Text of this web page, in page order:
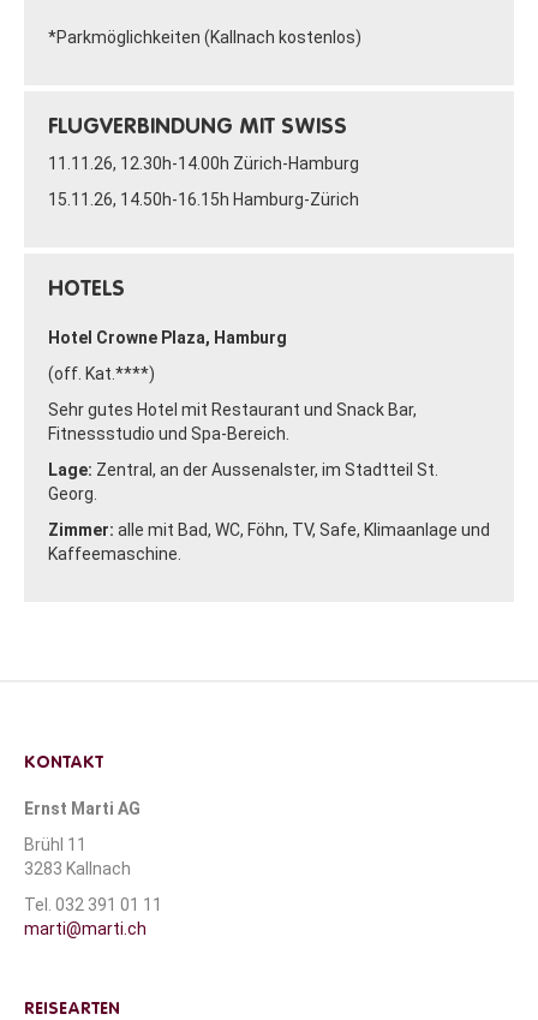
*Parkmöglichkeiten (Kallnach kostenlos)
FLUGVERBINDUNG MIT SWISS
11.11.26, 12.30h-14.00h Zürich-Hamburg
15.11.26, 14.50h-16.15h Hamburg-Zürich
HOTELS
Hotel Crowne Plaza, Hamburg
(off. Kat.****)
Sehr gutes Hotel mit Restaurant und Snack Bar,
Fitnessstudio und Spa-Bereich.
Lage: Zentral, an der Aussenalster, im Stadtteil St.
Georg.
Zimmer: alle mit Bad, WC, Föhn, TV, Safe, Klimaanlage und
Kaffeemaschine.
KONTAKT
Ernst Marti AG
Brühl 11
3283 Kallnach
Tel. 032 391 01 11
marti@marti.ch
REISEARTEN